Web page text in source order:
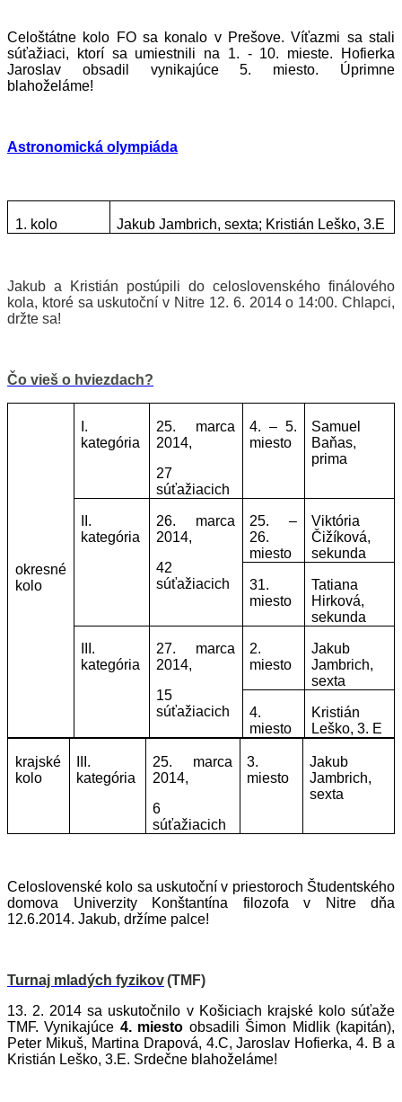
Celoštátne kolo FO sa konalo v Prešove. Víťazmi sa stali
súťažiaci, ktorí sa umiestnili na 1. - 10. mieste. Hofierka
Jaroslav obsadil vynikajúce 5. miesto. Úprimne
blahoželáme!
Astronomická olympiáda
1. kolo Jakub Jambrich, sexta; Kristián Leško, 3.E
Jakub a Kristián postúpili do celoslovenského finálového
kola, ktoré sa uskutoční v Nitre 12. 6. 2014 o 14:00. Chlapci,
držte sa!
Čo vieš o hviezdach?
okresné
kolo
I.
kategória
25. marca
2014,
27
súťažiacich
4. – 5.
miesto
Samuel
Baňas,
prima
II.
kategória
26. marca
2014,
42
súťažiacich
25. –
26.
miesto
Viktória
Čižíková,
sekunda
31.
miesto
Tatiana
Hirková,
sekunda
III.
kategória
27. marca
2014,
15
súťažiacich
2.
miesto
Jakub
Jambrich,
sexta
4.
miesto
Kristián
Leško, 3. E
krajské
kolo
III.
kategória
25. marca
2014,
6
súťažiacich
3.
miesto
Jakub
Jambrich,
sexta
Celoslovenské kolo sa uskutoční v priestoroch Študentského
domova Univerzity Konštantína filozofa v Nitre dňa
12.6.2014. Jakub, držíme palce!
Turnaj mladých fyzikov(TMF)
13. 2. 2014 sa uskutočnilo v Košiciach krajské kolo súťaže
TMF. Vynikajúce 4. miesto obsadili Šimon Midlik (kapitán),
Peter Mikuš, Martina Drapová, 4.C, Jaroslav Hofierka, 4. B a
Kristián Leško, 3.E. Srdečne blahoželáme!